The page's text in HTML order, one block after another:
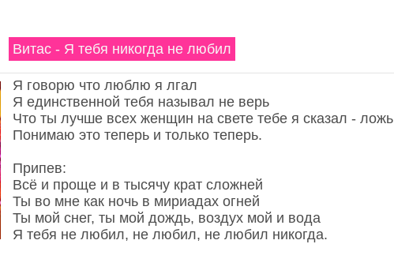
Витас - Я тебя никогда не любил
Я говорю что люблю я лгал
Я единственной тебя называл не верь
Что ты лучше всех женщин на свете тебе я сказал - ложь
Понимаю это теперь и только теперь.
Припев:
Всё и проще и в тысячу крат сложней
Ты во мне как ночь в мириадах огней
Ты мой снег, ты мой дождь, воздух мой и вода
Я тебя не любил, не любил, не любил никогда.